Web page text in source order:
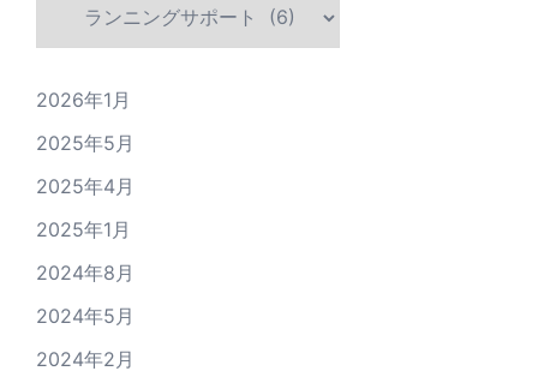
2026年1月
2025年5月
2025年4月
2025年1月
2024年8月
2024年5月
2024年2月